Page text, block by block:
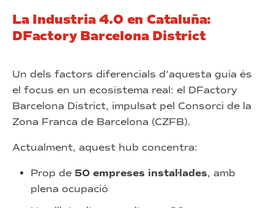
La Industria 4.0 en Cataluña:
DFactory Barcelona District
Un dels factors diferencials d’aquesta guia és
el focus en un ecosistema real: el DFactory
Barcelona District, impulsat pel Consorci de la
Zona Franca de Barcelona (CZFB).
Actualment, aquest hub concentra:
Prop de 50 empreses instal·lades, amb
plena ocupació